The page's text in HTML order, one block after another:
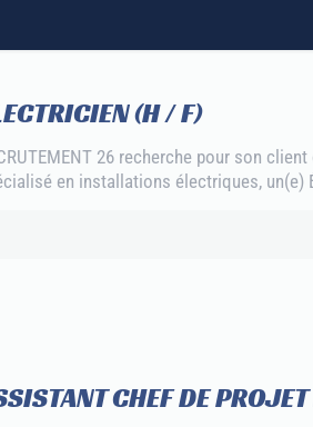
(H / F)
26 recherche pour son
en installations électriques, un(e)
CHEF DE